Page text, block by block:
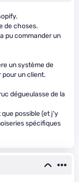
de choses.
pu commander un
un système de
un client.
dégueulasse de la
possible (et j'y
spécifiques